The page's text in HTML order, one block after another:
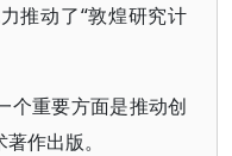
推动了“敦煌研究计
个重要方面是推动创
作出版。